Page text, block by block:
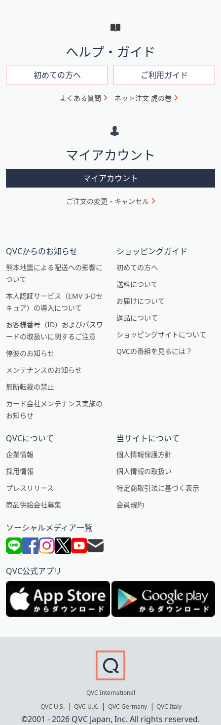
ン
ン
ヘルプ・ガイド
初めての方へ ご利用ガイド
よくある質問 ネット注文 虎の巻
マイアカウント
マイアカウント
ご注文の変更・キャンセル
QVCからのお知らせ
熊本地震による配送への影響に
ついて
本人認証サービス（EMV 3-Dセ
キュア）の導入について
お客様番号（ID）およびパスワ
ードの取扱いに関するご注意
停波のお知らせ
メンテナンスのお知らせ
無断転載の禁止
カード会社メンテナンス実施の
お知らせ
ショッピングガイド
初めての方へ
送料について
お届けについて
返品について
ショッピングサイトについて
QVCの番組を見るには？
QVCについて
企業情報
採用情報
プレスリリース
商品供給会社募集
当サイトについて
個人情報保護方針
個人情報の取扱い
特定商取引法に基づく表示
会員規約
ソーシャルメディア一覧
QVC公式アプリ
QVC International
QVC U.S.
QVC U.K. QVC Germany QVC Italy
©2001 - 2026 QVC Japan, Inc. All rights reserved.